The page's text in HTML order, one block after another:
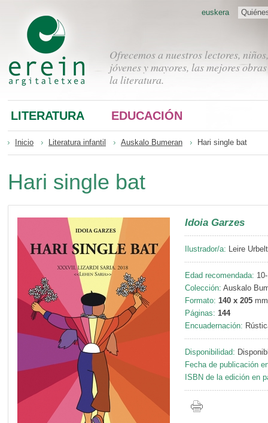
Ofrecemos a nuestros lectores, niños,
jóvenes y mayores, las mejores
la literatura.
euskera
LITERATURA EDUCACIÓN
Inicio Literatura infantil Auskalo Bumeran Hari single bat
Hari single bat
Idoia Garzes
Ilustrador/a: Leire
Edad recomendada:
Colección: Auskalo
Formato: 140 x 205 mm
Páginas: 144
Encuadernación:
Disponibilidad:
Fecha de publicación
ISBN de la edición en